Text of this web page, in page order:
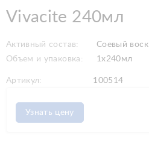
Vivacite 240мл
Активный состав:
Соевый воск
Объем и упаковка:
1x240мл
Артикул: 100514
Узнать цену